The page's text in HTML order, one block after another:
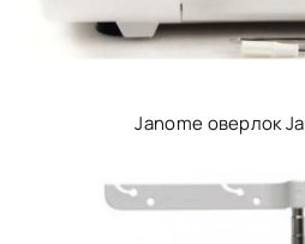
Janome оверлок